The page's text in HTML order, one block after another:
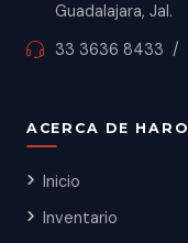
Guadalajara, Jal.
33 3636 8433 /
ACERCA DE HARO
Inicio
Inventario